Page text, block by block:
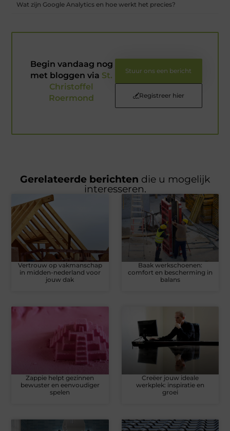
Wat zijn Google Analytics en hoe werkt het precies?
Begin vandaag nog
met bloggen via St.
Christoffel
Roermond
Stuur ons een bericht
Registreer hier
Gerelateerde berichten die u mogelijk
interesseren.
Vertrouw op vakmanschap
in midden-nederland voor
jouw dak
Baak werkschoenen:
comfort en bescherming in
balans
Zappie helpt gezinnen
bewuster en eenvoudiger
spelen
Creëer jouw ideale
werkplek: inspiratie en
groei